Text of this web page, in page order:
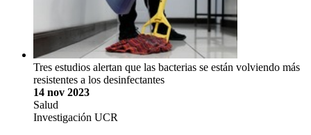
Tres estudios alertan que las bacterias se están volviendo más
resistentes a los desinfectantes
14 nov 2023
Salud
Investigación UCR